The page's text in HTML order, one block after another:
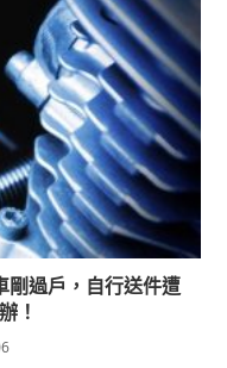
剛過戶，自行送件遭
！